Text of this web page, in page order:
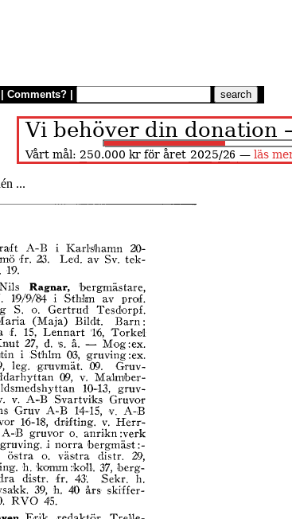
Comments?
...